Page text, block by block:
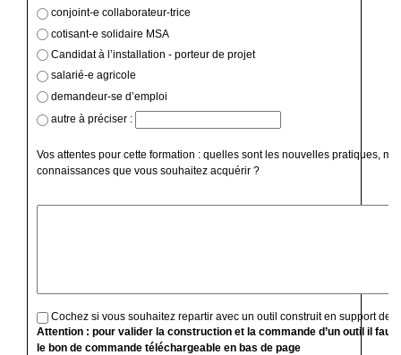
conjoint-e collaborateur-trice
cotisant-e solidaire MSA
Candidat à l’installation - porteur de projet
salarié-e agricole
demandeur-se d’emploi
autre à préciser :
Vos attentes pour cette formation : quelles sont les nouvelles pratiques,
connaissances que vous souhaitez acquérir ?
Cochez si vous souhaitez repartir avec un outil construit en support de
Attention : pour valider la construction et la commande d’un outil il faut
le bon de commande téléchargeable en bas de page